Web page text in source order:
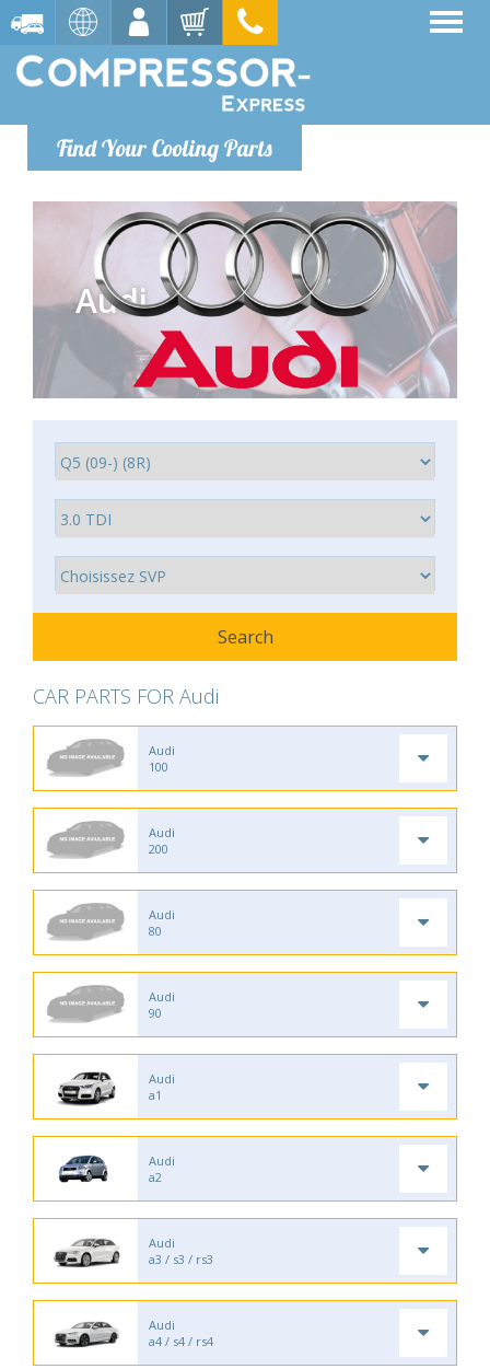
Find Your Cooling Parts
Audi
CAR PARTS FOR Audi
Audi
100
Audi
200
Audi
80
Audi
90
Audi
a1
Audi
a2
Audi
a3 / s3 / rs3
Audi
a4 / s4 / rs4